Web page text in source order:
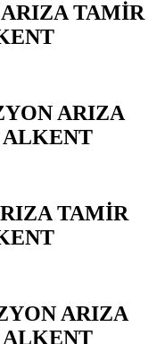
TAMİR
ARIZA
ALKENT
TAMİR
ARIZA
ALKENT